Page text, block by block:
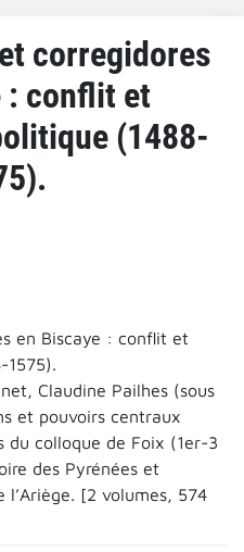
corregidores
: conflit et
(1488-
en Biscaye : conflit et
Claudine Pailhes (sous
et pouvoirs centraux
du colloque de Foix (1er-3
des Pyrénées et
l’Ariège. [2 volumes, 574